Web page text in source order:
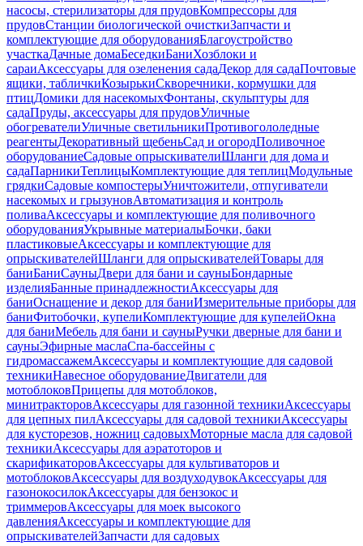
насосы, стерилизаторы для прудовКомпрессоры для
прудовСтанции биологической очисткиЗапчасти и
комплектующие для оборудованияБлагоустройство
участкаДачные домаБеседкиБаниХозблоки и
сараиАксессуары для озеленения садаДекор для садаПочтовые
ящики, табличкиКозырькиСкворечники, кормушки для
птицДомики для насекомыхФонтаны, скульптуры для
садаПруды, аксессуары для прудовУличные
обогревателиУличные светильникиПротивогололедные
реагентыДекоративный щебеньСад и огородПоливочное
оборудованиеСадовые опрыскивателиШланги для дома и
садаПарникиТеплицыКомплектующие для теплицМодульные
грядкиСадовые компостерыУничтожители, отпугиватели
насекомых и грызуновАвтоматизация и контроль
поливаАксессуары и комплектующие для поливочного
оборудованияУкрывные материалыБочки, баки
пластиковыеАксессуары и комплектующие для
опрыскивателейШланги для опрыскивателейТовары для
баниБаниСауныДвери для бани и сауныБондарные
изделияБанные принадлежностиАксессуары для
баниОснащение и декор для баниИзмерительные приборы для
баниФитобочки, купелиКомплектующие для купелейОкна
для баниМебель для бани и сауныРучки дверные для бани и
сауныЭфирные маслаСпа-бассейны с
гидромассажемАксессуары и комплектующие для садовой
техникиНавесное оборудованиеДвигатели для
мотоблоковПрицепы для мотоблоков,
минитракторовАксессуары для газонной техникиАксессуары
для цепных пилАксессуары для садовой техникиАксессуары
для кусторезов, ножниц садовыхМоторные масла для садовой
техникиАксессуары для аэратоторов и
скарификаторовАксессуары для культиваторов и
мотоблоковАксессуары для воздуходувокАксессуары для
газонокосилокАксессуары для бензокос и
триммеровАксессуары для моек высокого
давленияАксессуары и комплектующие для
опрыскивателейЗапчасти для садовых